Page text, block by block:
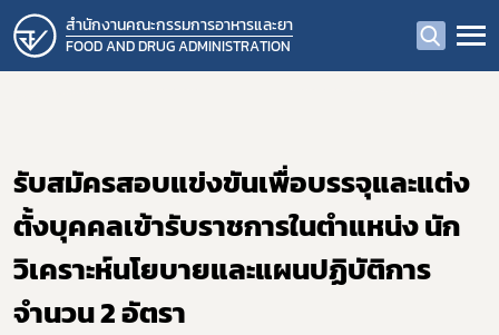
สำนักงานคณะกรรมการอาหารและยา
FOOD AND DRUG ADMINISTRATION
รับสมัครสอบแข่งขันเพื่อบรรจุและแต่ง
ตั้งบุคคลเข้ารับราชการในตำแหน่ง นัก
วิเคราะห์นโยบายและแผนปฏิบัติการ
จำนวน 2 อัตรา